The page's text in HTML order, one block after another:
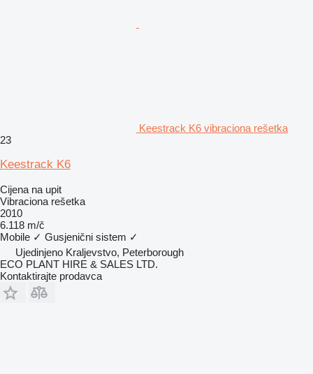
Keestrack K6 vibraciona rešetka
23
Keestrack K6
Cijena na upit
Vibraciona rešetka
2010
6.118 m/č
Mobile ✓ Gusjenični sistem ✓
Ujedinjeno Kraljevstvo, Peterborough
ECO PLANT HIRE & SALES LTD.
Kontaktirajte prodavca